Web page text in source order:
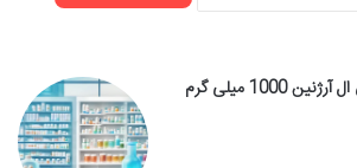
ویژگی های قرص جوشان ال آرژنین 1000 میلی گرم